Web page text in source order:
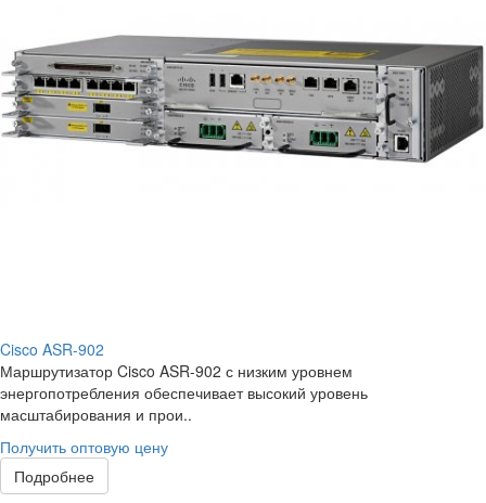
Cisco ASR-902
Маршрутизатор Cisco ASR-902 с низким уровнем
энергопотребления обеспечивает высокий уровень
масштабирования и прои..
Получить оптовую цену
Подробнее